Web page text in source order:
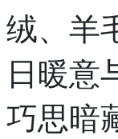
绒、羊
日暖意
巧思暗